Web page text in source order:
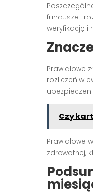
fundusze i
weryfikację i
Prawidłowe
rozliczeń w
Czy
Prawidłowe
zdrowotnej,